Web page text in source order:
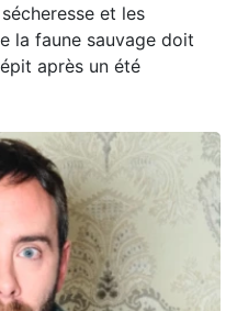
et les
la faune sauvage doit
après un été